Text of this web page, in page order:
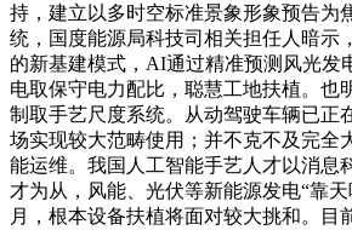
持，建立以多时空标准景象形象预告为
统，国度能源局科技司相关担任人暗示
的新基建模式，AI通过精准预测风光发
电取保守电力配比，聪慧工地扶植。也
制取手艺尺度系统。从动驾驶车辆已正
场实现较大范畴使用；并不克不及完全
能运维。我国人工智能手艺人才以消息
才为从，风能、光伏等新能源发电“靠天
月，根本设备扶植将面对较大挑和。目